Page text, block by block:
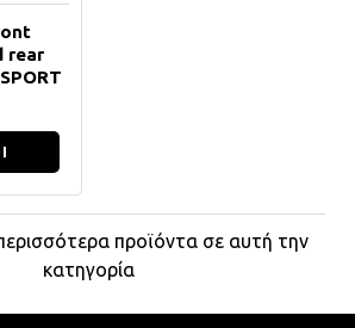
rear
προϊόντα σε αυτή την
κατηγορία